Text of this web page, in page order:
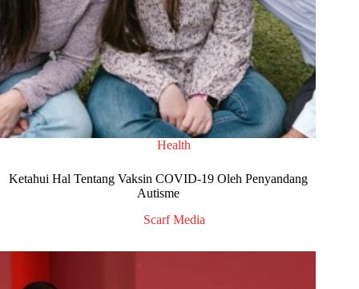
Health
Ketahui Hal Tentang Vaksin COVID-19 Oleh Penyandang
Autisme
Scarf Media